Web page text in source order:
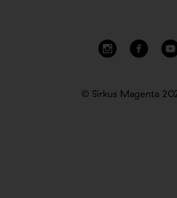
© Sirkus Magenta